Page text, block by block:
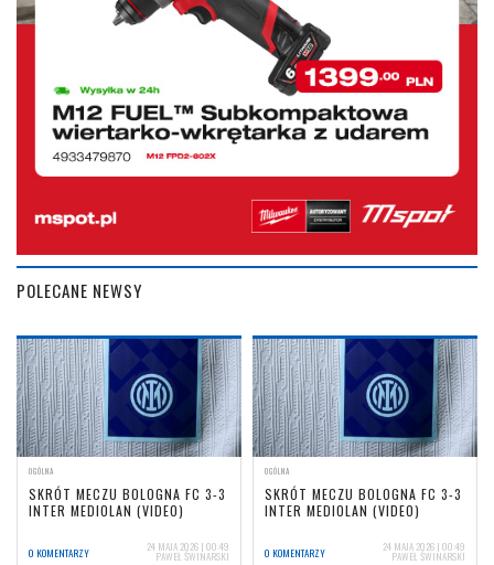
POLECANE NEWSY
OGÓLNA
SKRÓT MECZU BOLOGNA FC 3-3
INTER MEDIOLAN (VIDEO)
0 KOMENTARZY 24 MAJA 2026 | 00:49
PAWEŁ ŚWINARSKI
OGÓLNA
SKRÓT MECZU BOLOGNA FC 3-3
INTER MEDIOLAN (VIDEO)
0 KOMENTARZY 24 MAJA 2026 | 00:49
PAWEŁ ŚWINARSKI